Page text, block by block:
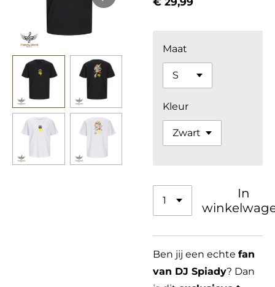
Maat
Kleur
In
Ben jij een echte fan
van DJ Spiady? Dan